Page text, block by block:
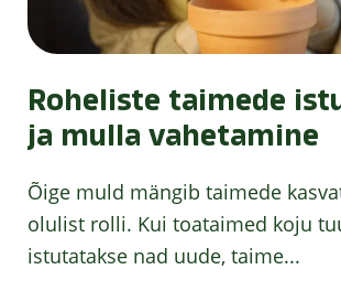
Roheliste taimede
ja mulla vahetamine
Õige muld mängib taimede
olulist rolli. Kui toataimed koju
istutatakse nad uude, taime...